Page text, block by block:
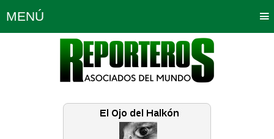
MENÚ
Política Opinión Bogotá
Planeta Tierra Deportes
Educación Neira